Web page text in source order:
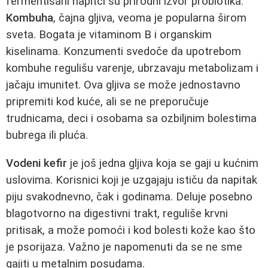
Kombuha, čajna gljiva, veoma je popularna širom
sveta. Bogata je vitaminom B i organskim
kiselinama. Konzumenti svedoče da upotrebom
kombuhe regulišu varenje, ubrzavaju metabolizam i
jačaju imunitet. Ova gljiva se može jednostavno
pripremiti kod kuće, ali se ne preporučuje
trudnicama, deci i osobama sa ozbiljnim bolestima
bubrega ili pluća.
Vodeni kefir je još jedna gljiva koja se gaji u kućnim
uslovima. Korisnici koji je uzgajaju ističu da napitak
piju svakodnevno, čak i godinama. Deluje posebno
blagotvorno na digestivni trakt, reguliše krvni
pritisak, a može pomoći i kod bolesti kože kao što
je psorijaza. Važno je napomenuti da se ne sme
gajiti u metalnim posudama.